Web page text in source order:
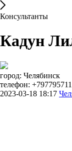
Консультанты
Кадун
город: Челябинск
телефон:
2023-03-18 18:17